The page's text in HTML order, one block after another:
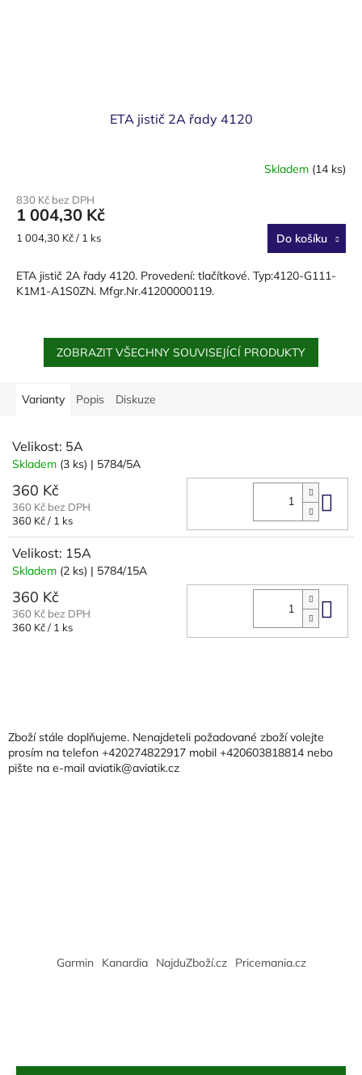
ETA jistič 2A řady 4120
Skladem (14 ks)
830 Kč bez DPH
1 004,30 Kč
Měrná
1 004,30 Kč / 1 ks Do košíku
ETA jistič 2A řady 4120. Provedení: tlačítkové. Typ:4120-G111-
K1M1-A1S0ZN. Mfgr.Nr.41200000119.
ZOBRAZIT VŠECHNY SOUVISEJÍCÍ PRODUKTY
Varianty Popis Diskuze
Velikost: 5A
Skladem (3 ks) | 5784/5A
360 Kč
360 Kč bez DPH
Měrná
360 Kč / 1 ks Do
Velikost: 15A
Skladem (2 ks) | 5784/15A
360 Kč
360 Kč bez DPH
Měrná
360 Kč / 1 ks Do
aZboží stále doplňujeme. Nenajdeteli požadované zboží volejte
prosím na telefon +420274822917 mobil +420603818814 nebo
pište na e-mail aviatik@aviatik.cz
Garmin Kanardia NajduZboží.cz Pricemania.cz